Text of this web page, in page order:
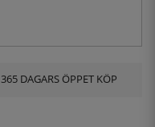
365 DAGARS ÖPPET KÖP